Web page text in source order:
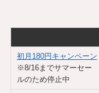
初月180円キャンペーン
※8/16までサマーセー
ルのため停止中